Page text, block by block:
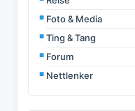
Foto & Media
Ting & Tang
Forum
Nettlenker